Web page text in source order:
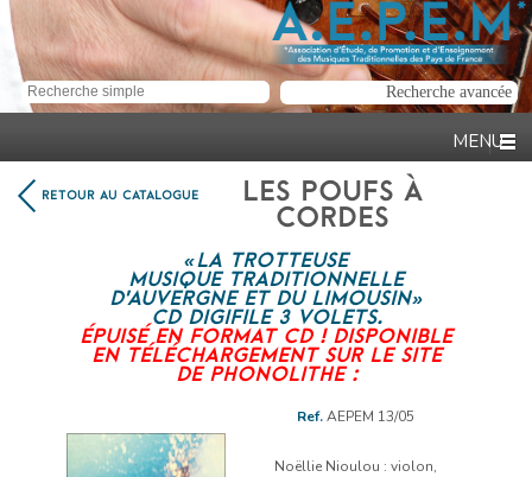
RETOUR AU CATALOGUE
LES POUFS À
CORDES
« LA TROTTEUSE
MUSIQUE TRADITIONNELLE
D’AUVERGNE ET DU LIMOUSIN »
CD DIGIFILE 3 VOLETS.
ÉPUISÉ EN FORMAT CD ! DISPONIBLE
EN TÉLÉCHARGEMENT SUR LE SITE
DE PHONOLITHE :
Lecteur
audio
Ref.AEPEM 13/05
Noëllie Nioulou : violon,